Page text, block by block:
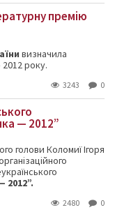
премію
визначила
2012 року.
3243 0
— 2012”
голови Коломиї Ігоря
2480 0